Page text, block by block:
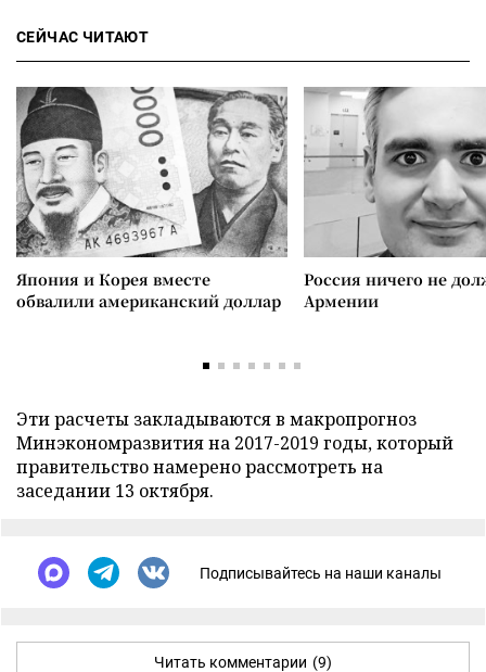
СЕЙЧАС ЧИТАЮТ
Япония и Корея вместе
обвалили американский доллар
Россия ничего не
Армении
Эти расчеты закладываются в макропрогноз
Минэкономразвития на 2017-2019 годы, который
правительство намерено рассмотреть на
заседании 13 октября.
Подписывайтесь на наши каналы
Читать комментарии (9)